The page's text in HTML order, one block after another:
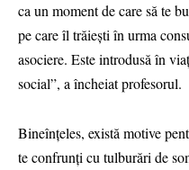
ca un moment de care să te
pe care îl trăieşti în urma
asociere. Este introdusă în
social”, a încheiat profesorul.
Bineînţeles, există motive
te confrunţi cu tulburări de